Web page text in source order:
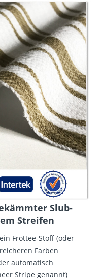
Slub-
Streifen
Frottee-Stoff (oder
Farben
automatisch
Stripe genannt)